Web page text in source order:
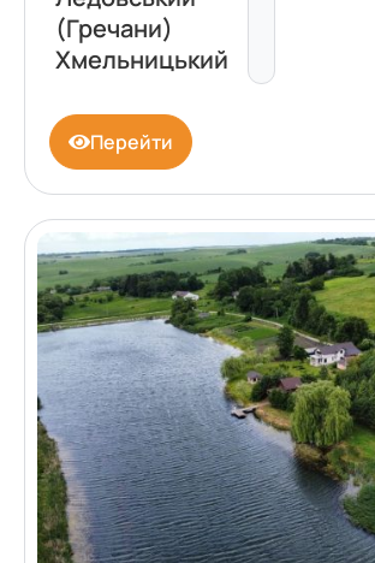
(Гречани)
Хмельницький
Перейти